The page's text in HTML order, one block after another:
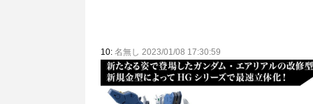
10: 名無し 2023/01/08 17:30:59